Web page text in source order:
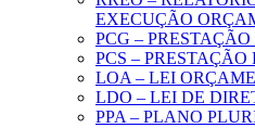
EXECUÇÃO
PCG –
PCS –
LOA – LEI
LDO – LEI DE
PPA – PLANO